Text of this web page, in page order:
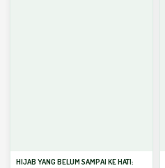
HIJAB YANG BELUM SAMPAI KE HATI: